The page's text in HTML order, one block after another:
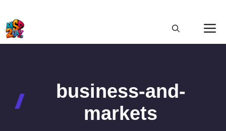
Ga
naar
de
business-and-
markets